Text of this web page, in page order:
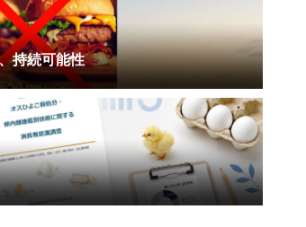
持続可能性